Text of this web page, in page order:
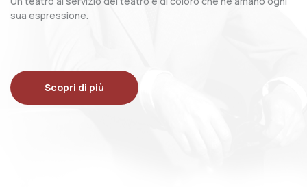
sua espressione.
Scopri di più